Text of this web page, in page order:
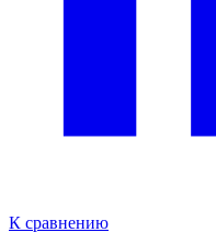
К сравнению